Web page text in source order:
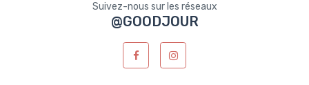
Suivez-nous sur les réseaux
@GOODJOUR